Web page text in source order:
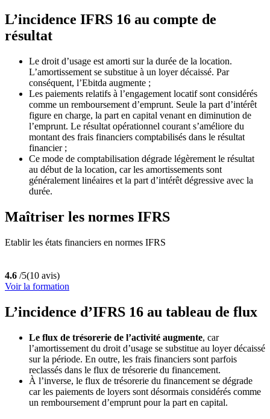
L’incidence IFRS 16 au compte de
résultat
Le droit d’usage est amorti sur la durée de la location.
L’amortissement se substitue à un loyer décaissé. Par
conséquent, l’Ebitda augmente ;
Les paiements relatifs à l’engagement locatif sont considérés
comme un remboursement d’emprunt. Seule la part d’intérêt
figure en charge, la part en capital venant en diminution de
l’emprunt. Le résultat opérationnel courant s’améliore du
montant des frais financiers comptabilisés dans le résultat
financier ;
Ce mode de comptabilisation dégrade légèrement le résultat
au début de la location, car les amortissements sont
généralement linéaires et la part d’intérêt dégressive avec la
durée.
Maîtriser les normes IFRS
Etablir les états financiers en normes IFRS
4.6 /5(10 avis)
Voir la formation
L’incidence d’IFRS 16 au tableau de flux
Le flux de trésorerie de l’activité augmente, car
l’amortissement du droit d’usage se substitue au loyer décaissé
sur la période. En outre, les frais financiers sont parfois
reclassés dans le flux de trésorerie du financement.
À l’inverse, le flux de trésorerie du financement se dégrade
car les paiements de loyers sont désormais considérés comme
un remboursement d’emprunt pour la part en capital.